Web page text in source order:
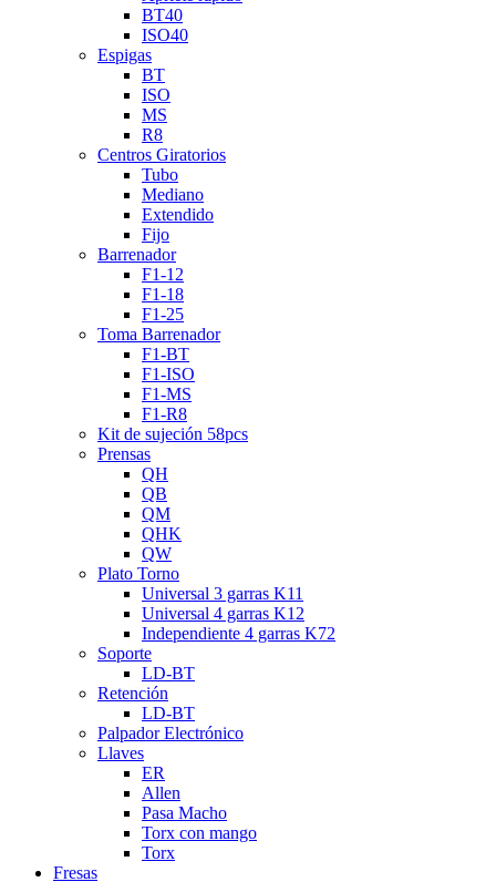
BT40
ISO40
Espigas
BT
ISO
MS
R8
Centros Giratorios
Tubo
Mediano
Extendido
Fijo
Barrenador
F1-12
F1-18
F1-25
Toma Barrenador
F1-BT
F1-ISO
F1-MS
F1-R8
Kit de sujeción 58pcs
Prensas
QH
QB
QM
QHK
QW
Plato Torno
Universal 3 garras K11
Universal 4 garras K12
Independiente 4 garras K72
Soporte
LD-BT
Retención
LD-BT
Palpador Electrónico
Llaves
ER
Allen
Pasa Macho
Torx con mango
Torx
Fresas